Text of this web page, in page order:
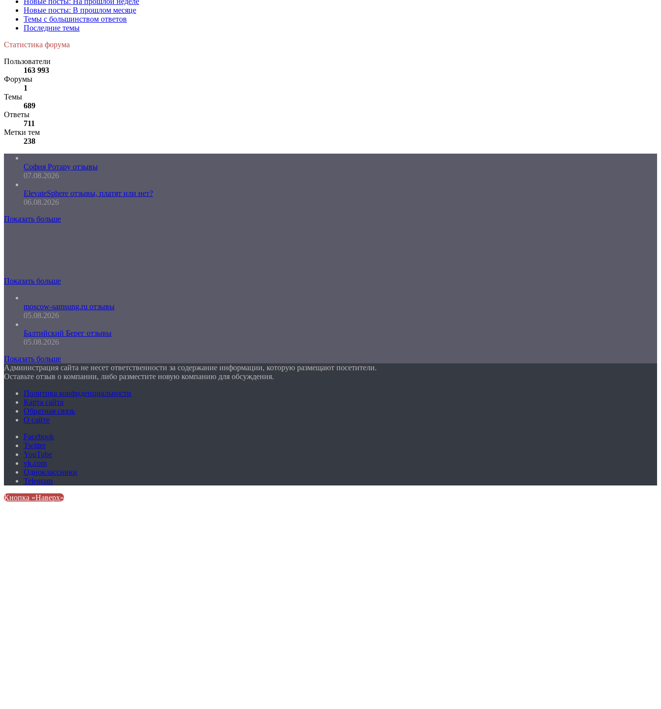
Новые посты: В прошлом месяце
Темы с большинством ответов
Последние темы
Статистика форума
Пользователи
163 993
Форумы
1
Темы
689
Ответы
711
Метки тем
238
София Ротару отзывы
07.08.2026
ElevateSphere отзывы, платят или нет?
06.08.2026
Показать больше
Показать больше
moscow-samsung.ru отзывы
05.08.2026
Балтийский Берег отзывы
05.08.2026
Показать больше
Администрация сайта не несет ответственности за содержание информации, которую размещают посетители.
Оставьте отзыв о компании, либо разместите новую компанию для обсуждения.
Политика конфиденциальности
Карта сайта
Обратная связь
О сайте
Facebook
Twitter
YouTube
vk.com
Одноклассники
Telegram
Кнопка «Наверх»